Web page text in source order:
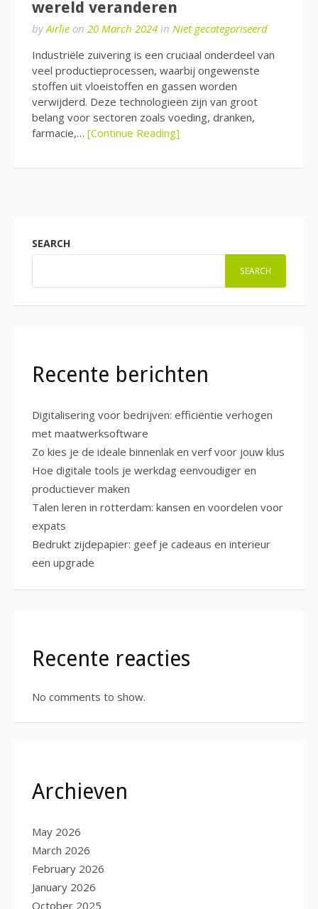
wereld veranderen
byAirlie on 20 March 2024 in Niet gecategoriseerd
Industriële zuivering is een cruciaal onderdeel van
veel productieprocessen, waarbij ongewenste
stoffen uit vloeistoffen en gassen worden
verwijderd. Deze technologieën zijn van groot
belang voor sectoren zoals voeding, dranken,
farmacie,… [Continue Reading]
SEARCH
SEARCH
Recente berichten
Digitalisering voor bedrijven: efficiëntie verhogen
met maatwerksoftware
Zo kies je de ideale binnenlak en verf voor jouw klus
Hoe digitale tools je werkdag eenvoudiger en
productiever maken
Talen leren in rotterdam: kansen en voordelen voor
expats
Bedrukt zijdepapier: geef je cadeaus en interieur
een upgrade
Recente reacties
No comments to show.
Archieven
May 2026
March 2026
February 2026
January 2026
October 2025